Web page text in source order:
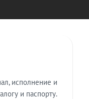
исполнение и
и паспорту.